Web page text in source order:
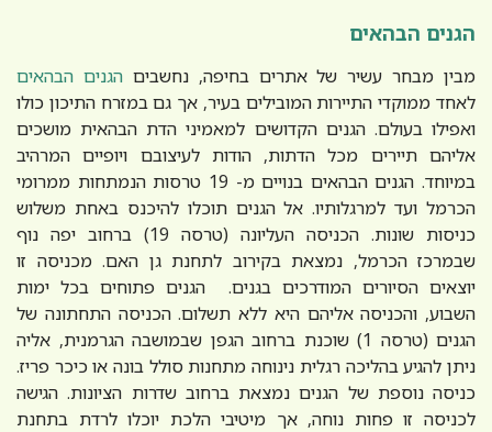
הגנים הבהאים
מבין מבחר עשיר של אתרים בחיפה, נחשביםהגנים הבהאים
לאחד ממוקדי התיירות המובילים בעיר, אך גם במזרח התיכון כולו
ואפילו בעולם. הגנים הקדושים למאמיני הדת הבהאית מושכים
אליהם תיירים מכל הדתות, הודות לעיצובם ויופיים המרהיב
במיוחד. הגנים הבהאים בנויים מ- 19 טרסות הנמתחות ממרומי
הכרמל ועד למרגלותיו. אל הגנים תוכלו להיכנס באחת משלוש
כניסות שונות. הכניסה העליונה (טרסה 19) ברחוב יפה נוף
שבמרכז הכרמל, נמצאת בקירוב לתחנת גן האם. מכניסה זו
יוצאים הסיורים המודרכים בגנים. הגנים פתוחים בכל ימות
השבוע, והכניסה אליהם היא ללא תשלום. הכניסה התחתונה של
הגנים (טרסה 1) שוכנת ברחוב הגפן שבמושבה הגרמנית, אליה
ניתן להגיע בהליכה רגלית נינוחה מתחנות סולל בונה או כיכר פריז.
כניסה נוספת של הגנים נמצאת ברחוב שדרות הציונות. הגישה
לכניסה זו פחות נוחה, אך מיטיבי הלכת יוכלו לרדת בתחנת